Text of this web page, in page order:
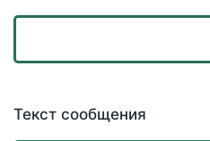
Текст сообщения